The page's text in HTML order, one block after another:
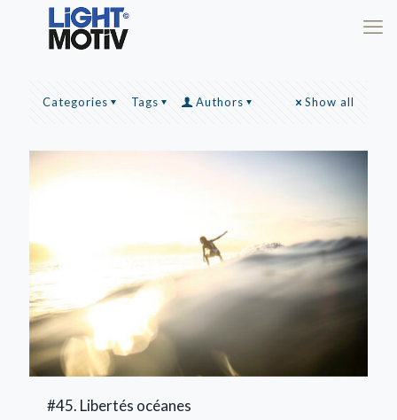
Categories Tags Authors Show all
#45. Libertés océanes